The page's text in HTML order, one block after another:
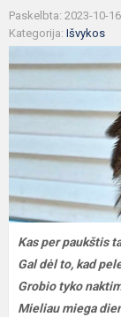
Paskelbta: 2023-10-16
Kategorija: Išvykos
Kas per paukštis
Gal dėl to, kad
Grobio tyko
Mieliau miega